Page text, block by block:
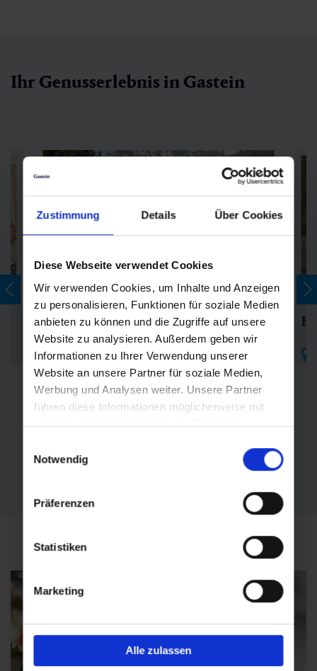
Zustimmung Details Über Cookies
Diese Webseite verwendet Cookies
Wir verwenden Cookies, um Inhalte und Anzeigen
zu personalisieren, Funktionen für soziale Medien
anbieten zu können und die Zugriffe auf unsere
Website zu analysieren. Außerdem geben wir
Informationen zu Ihrer Verwendung unserer
Website an unsere Partner für soziale Medien,
Werbung und Analysen weiter. Unsere Partner
führen diese Informationen möglicherweise mit
weiteren Daten zusammen, die Sie ihnen
Nutzung der Dienste gesammelt haben.
Notwendig
Präferenzen
Statistiken
Marketing
Alle zulassen
Ihr Genusserlebnis in Gastein
Kulinarischer Almspaziergang
Sportgastein/Nassfeld
14.8.2026
10:45